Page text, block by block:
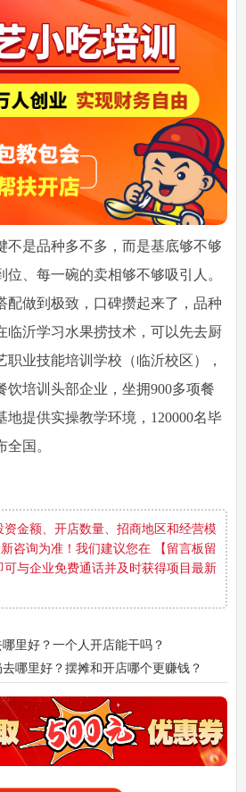
不是品种多不多，而是基底够不够
、每一碗的卖相够不够吸引人。
配做到极致，口碑攒起来了，品种
临沂学习水果捞技术，可以先去厨
业技能培训学校（临沂校区），
饮培训头部企业，坐拥900多项餐
地提供实操教学环境，120000名毕
国。
金额、开店数量、招商地区和经营模
咨询为准！我们建议您在 【留言板留
与企业免费通话并及时获得项目最新
里好？一个人开店能干吗？
哪里好？摆摊和开店哪个更赚钱？